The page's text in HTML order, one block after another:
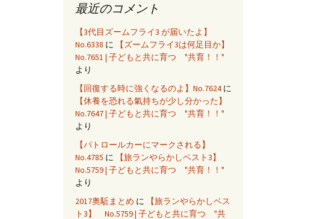
最近のコメント
【3代目ズームフライ3 が届いたよ】
No.6338 に
【ズームフライ3は何足目か】
No.7651 | 子どもと共に育つ "共育！！"
より
【回復する時に強くなるのよ】No.7624に
【休養を恐れる氣持ちが少し分かった】
No.7647 | 子どもと共に育つ "共育！！"
より
【パトロールカーにマークされる】
No.4785 に
【旅ランやらかしベスト3】
No.5759 | 子どもと共に育つ "共育！！"
より
2017奥駈まとめ に
【旅ランやらかしベス
ト3】 No.5759 | 子どもと共に育つ "共